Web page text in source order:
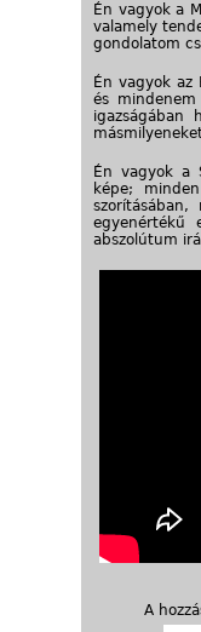
Én vagyok a
valamely
gondolatom
Én vagyok
és
igazságában
Én vagyok a
képe;
egyenértékű
abszolútum
A